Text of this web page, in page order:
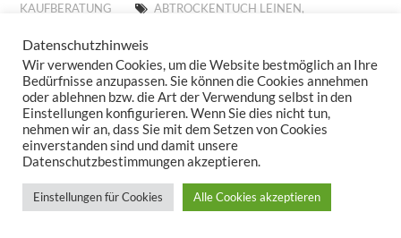
KAUFBERATUNG
ABTROCKENTUCH LEINEN,
ABTROCKENTÜCHER SANDER
ABWASCHBARE TISCHSETS,ABWASCHBARE TISCHWÄSCHE,
ABWASCHBARES TISCHSET ,ABWASCHBARES TISCHTUCH,
ABWASCHTUCH SANDER
ABWASCHTÜCHER SANDER
ABWISCHBARE TISCHDECKE, ABWISCHBARE TISCHDECKEN
ABWISCHBARE TISCHLÄUFER,ABWISCHBARE TISCHTÜCHER
ABWISCHBARES TISCHTUCH,ALLROUND BASKET FRÜHLING
ALLROUND BASKET GOBELIN,ALLROUND BASKET
WEIHNACHTEN,ALLTAGSTISCHDECKE,AUFLEGER GOBELIN
Datenschutzhinweis
Wir verwenden Cookies, um die Website bestmöglich an Ihre
Bedürfnisse anzupassen. Sie können die Cookies annehmen
oder ablehnen bzw. die Art der Verwendung selbst in den
Einstellungen konfigurieren. Wenn Sie dies nicht tun,
nehmen wir an, dass Sie mit dem Setzen von Cookies
einverstanden sind und damit unsere
Datenschutzbestimmungen akzeptieren.
Einstellungen für Cookies Alle Cookies akzeptieren